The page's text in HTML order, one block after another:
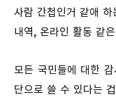
사람 간첩인거 같애
내역, 온라인 활동 같
모든 국민들에 대한
단으로 쓸 수 있다는